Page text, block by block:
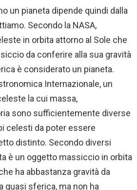
un pianeta dipende quindi dalla
Secondo la NASA,
in orbita attorno al Sole che
da conferire alla sua gravità
è considerato un pianeta.
Internazionale, un
la cui massa,
sono sufficientemente diverse
celesti da poter essere
distinto. Secondo diversi
è un oggetto massiccio in orbita
ha abbastanza gravità da
quasi sferica, ma non ha